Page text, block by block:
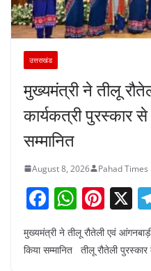
उत्तराखंड
मुख्यमंत्री ने तीलू
कार्यकत्री पुरस्कार
सम्मानित
August 8, 2026 Pahad Times
F
a
c
W
h
at
Pi
nt
er
X
मुख्यमंत्री ने तीलू रौतेली एवं
किया सम्मानित तीलू रौतेली पुरस्कार